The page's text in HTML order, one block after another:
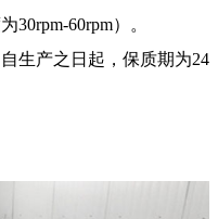
60rpm）。
生产之日起，保质期为24